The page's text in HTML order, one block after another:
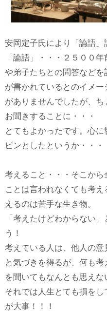
安岡定子氏により「論語」
「論語」・・・２５００
や弟子たちとの問答などを
が書かれているとのイメ
がありませんでしたが、
お聞きすることに・・・
とてもよかったです。心
ピンとしたというか・・・
考えること・・・そこか
ことは言われなくても考
えるのは苦手な生き物。
「考えたけどわからない
う！
考えている人は、他人の意
と気づきを得るが、何も
を聞いてもなんとも思えな
それでは人生とても損を
が大事！！！